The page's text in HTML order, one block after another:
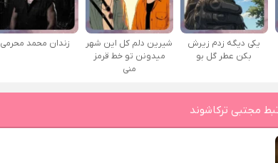
یکی دیگه زدم زیرش
بکن عطر گل بو
شیرین دلم کل این شهر
میدونن تو خط قرمز
منی
زندان محمد محرمی
مجتبی ترکاشوند